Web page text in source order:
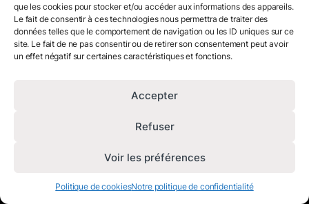
que les cookies pour stocker et/ou accéder aux informations des appareils.
Le fait de consentir à ces technologies nous permettra de traiter des
données telles que le comportement de navigation ou les ID uniques sur ce
site. Le fait de ne pas consentir ou de retirer son consentement peut avoir
un effet négatif sur certaines caractéristiques et fonctions.
Accepter
Refuser
Voir les préférences
Politique de cookiesNotre politique de confidentialité